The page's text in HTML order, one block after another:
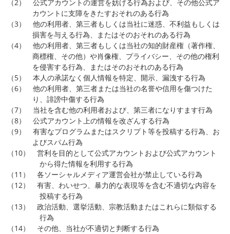
（2） 公式アカウントの運営を妨げる行為および、その他公式ア
カウントに支障をきたすおそれのある行為
（3） 他の利用者、第三者もしくは当社に迷惑、不利益もしくは
損害を与える行為、またはそのおそれのある行為
（4） 他の利用者、第三者もしくは当社の知的財産権（著作権、
商標権、その他）や肖像権、プライバシー、その他の権利
を侵害する行為、またはそのおそれのある行為
（5） 本人の承諾なく個人情報を特定、開示、漏洩する行為
（6） 他の利用者、第三者または当社の名誉や信用を傷つけた
り、誹謗中傷する行為
（7） 当社を含む他の利用者および、第三者になりすます行為
（8） 公式アカウント上の情報を改ざんする行為
（9） 有害なプログラムまたはスクリプト等を投稿する行為、お
よびスパム行為
（10） 営利を目的として公式アカウントおよび公式アカウント
から得た情報を利用する行為
（11） 各ソーシャルメディア運営会社が禁止している行為
（12） 有害、わいせつ、暴力的な表現等を含む不適切な内容を
投稿する行為
（13） 政治活動、選挙活動、宗教活動またはこれらに類似する
行為
（14） その他、当社が不適切と判断する行為